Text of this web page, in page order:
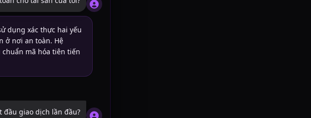
dụng xác thực hai yếu
ở nơi an toàn. Hệ
mã hóa tiên tiến
đầu giao dịch lần đầu?